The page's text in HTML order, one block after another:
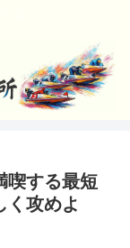
喫する最短
く攻めよ